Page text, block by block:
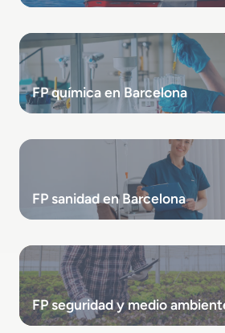
FP química en Barcelona
FP sanidad en Barcelona
FP seguridad y medio